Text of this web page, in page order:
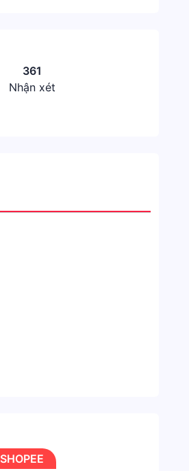
361
Nhận xét
thể phát sinh thêm chi
SHOPEE